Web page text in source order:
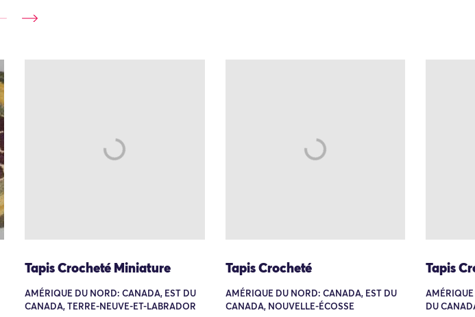
Tapis Crocheté Miniature
AMÉRIQUE DU NORD: CANADA, EST DU
CANADA, TERRE-NEUVE-ET-LABRADOR
Tapis Crocheté
AMÉRIQUE DU NORD: CANADA, EST DU
CANADA, NOUVELLE-ÉCOSSE
Tapis
DU